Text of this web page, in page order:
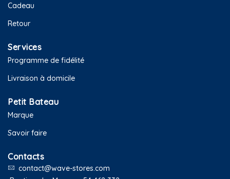
Cadeau
Retour
Services
Programme de fidélité
Livraison à domicile
Petit Bateau
Marque
Savoir faire
Contacts
contact@wave-stores.com